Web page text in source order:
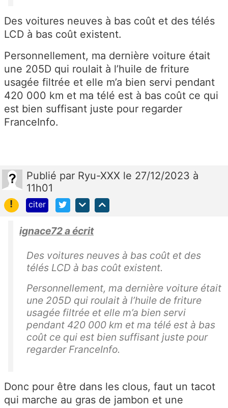
Des voitures neuves à bas coût et des télés
LCD à bas coût existent.
Personnellement, ma dernière voiture était
une 205D qui roulait à l’huile de friture
usagée filtrée et elle m’a bien servi pendant
420 000 km et ma télé est à bas coût ce qui
est bien suffisant juste pour regarder
FranceInfo.
Publié par Ryu-XXX le 27/12/2023 à
11h01
!
citer
ignace72 a écrit
Des voitures neuves à bas coût et des
télés LCD à bas coût existent.
Personnellement, ma dernière voiture était
une 205D qui roulait à l’huile de friture
usagée filtrée et elle m’a bien servi
pendant 420 000 km et ma télé est à bas
coût ce qui est bien suffisant juste pour
regarder FranceInfo.
Donc pour être dans les clous, faut un tacot
qui marche au gras de jambon et une